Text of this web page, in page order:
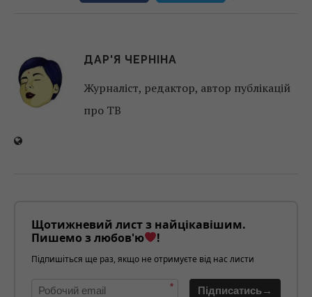
ДАР'Я ЧЕРНІНА
Журналіст, редактор, автор публікацій
про ТВ
Щотижневий лист з найцікавішим.
Пишемо з любов'ю
!
Підпишіться ще раз, якщо не отримуєте від нас листи
* Підписатись→